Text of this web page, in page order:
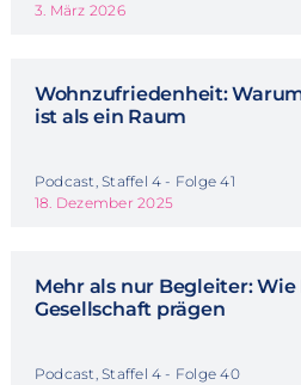
3. März 2026
Wohnzufriedenheit:
ist als ein Raum
Podcast, Staffel 4 - Folge 41
18. Dezember 2025
Mehr als nur Begleiter:
Gesellschaft prägen
Podcast, Staffel 4 - Folge 40